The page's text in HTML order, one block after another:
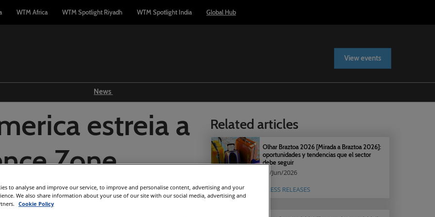
WTM Africa WTM Spotlight Riyadh WTM Spotlight India Global Hub
View events
News
WTM TV
Industry news
estreia a
Zone
Related articles
Olhar Braztoa 2026 [Mirada a Braztoa 2026]:
oportunidades y tendencias que el sector
debe seguir
17/Jun/2026
PRESS RELEASES
to analyse and improve our service, to improve and personalise content, advertising and your
We also share information about your use of our site with our social media, advertising and
Cookie Policy